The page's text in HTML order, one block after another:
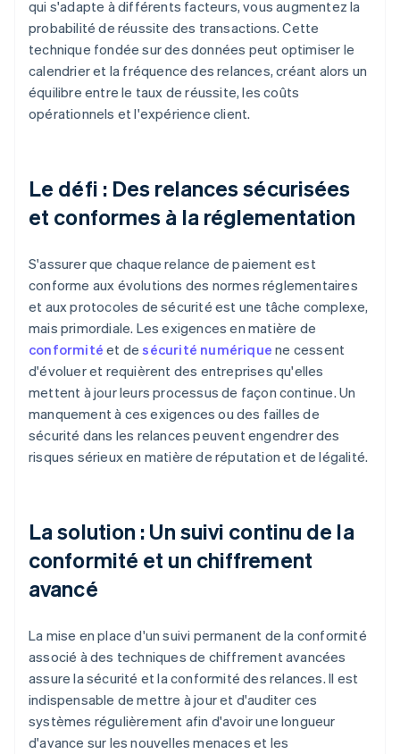
qui s'adapte à différents facteurs, vous augmentez la
probabilité de réussite des transactions. Cette
technique fondée sur des données peut optimiser le
calendrier et la fréquence des relances, créant alors un
équilibre entre le taux de réussite, les coûts
opérationnels et l'expérience client.
Le défi : Des relances sécurisées
et conformes à la réglementation
S'assurer que chaque relance de paiement est
conforme aux évolutions des normes réglementaires
et aux protocoles de sécurité est une tâche complexe,
mais primordiale. Les exigences en matière de
conformité et desécurité numérique ne cessent
d'évoluer et requièrent des entreprises qu'elles
mettent à jour leurs processus de façon continue. Un
manquement à ces exigences ou des failles de
sécurité dans les relances peuvent engendrer des
risques sérieux en matière de réputation et de légalité.
La solution : Un suivi continu de la
conformité et un chiffrement
avancé
La mise en place d'un suivi permanent de la conformité
associé à des techniques de chiffrement avancées
assure la sécurité et la conformité des relances. Il est
indispensable de mettre à jour et d'auditer ces
systèmes régulièrement afin d'avoir une longueur
d'avance sur les nouvelles menaces et les